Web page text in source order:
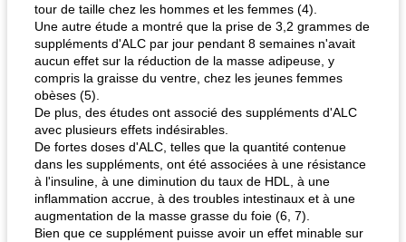
tour de taille chez les hommes et les femmes (4).
Une autre étude a montré que la prise de 3,2 grammes de
suppléments d'ALC par jour pendant 8 semaines n'avait
aucun effet sur la réduction de la masse adipeuse, y
compris la graisse du ventre, chez les jeunes femmes
obèses (5).
De plus, des études ont associé des suppléments d'ALC
avec plusieurs effets indésirables.
De fortes doses d'ALC, telles que la quantité contenue
dans les suppléments, ont été associées à une résistance
à l'insuline, à une diminution du taux de HDL, à une
inflammation accrue, à des troubles intestinaux et à une
augmentation de la masse grasse du foie (6, 7).
Bien que ce supplément puisse avoir un effet minable sur